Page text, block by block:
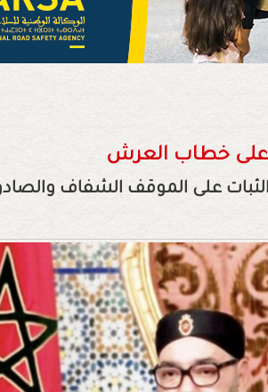
على خطاب العرش
على الموقف الشفاف